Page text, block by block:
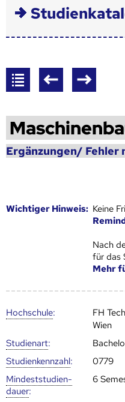
Ergänzungen/ Fehler
Wich­ti­ger Hin­weis: Keine
Nach
für das
Mehr
Hoch­schule: FH
Wien
Studienart:
Studien­kenn­zahl:
0779
Mindest­studien­
dauer:
6